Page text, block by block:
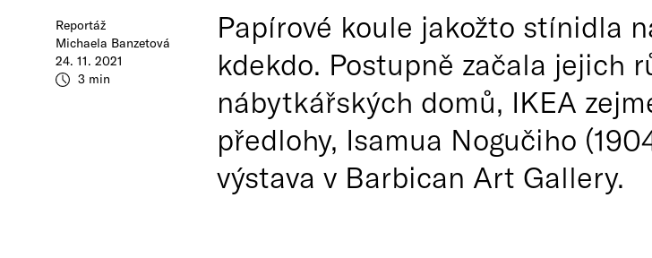
Reportáž
Michaela Banzetová
24. 11. 2021
3 min
Papírové koule jakožto stínidla
kdekdo. Postupně začala jejich
nábytkářských domů, IKEA
předlohy, Isamua Nogučiho
výstava v Barbican Art Gallery.